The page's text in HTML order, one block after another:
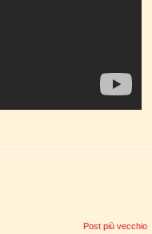
Post più vecchio